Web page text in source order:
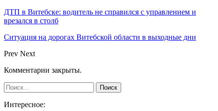
ДТП в Витебске: водитель не справился с управлением и
врезался в столб
Ситуация на дорогах Витебской области в выходные дни
Prev Next
Комментарии закрыты.
Интересное: